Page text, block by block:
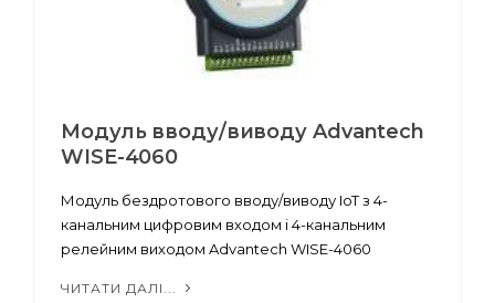
Модуль вводу/виводу Advantech
WISE-4060
Модуль бездротового вводу/виводу IoT з 4-
канальним цифровим входом і 4-канальним
релейним виходом Advantech WISE-4060
ЧИТАТИ ДАЛІ...